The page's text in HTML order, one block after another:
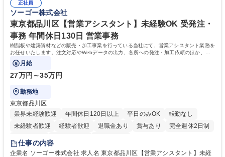
指定する業務 募集職種 横浜市【共済金支払事務】金融保険業界経験歓迎/
各種手当充実/転勤無
務へのキャリアチェンジ希望者も大歓迎です！ 学歴・資格 学歴：大学院
大学 高専 短大 専修学校 高校 語学力： 資格：
正社員
ソーゴー株式会社
東京都品川区【営業アシスタント】未経験OK 受発注・
事務 年間休日130日 営業事務
樹脂板や建築資材などの販売・加工事業を行っている当社にて、営業アシスタント業務を
お任せいたします。注文対応やWebデータの出力、各所への発注・加工依頼のほか、電
話・メール対応等の事務業務を担当します。
月給
27万円～35万円
勤務地
東京都品川区
業界未経験歓迎
年間休日120日以上 平日のみOK
転勤なし
未経験者歓迎
経験者歓迎 退職金あり 賞与あり
完全週休2日制
交通費支給
仕事の内容
企業名 ソーゴー株式会社 求人名 東京都品川区【営業アシスタント】未経